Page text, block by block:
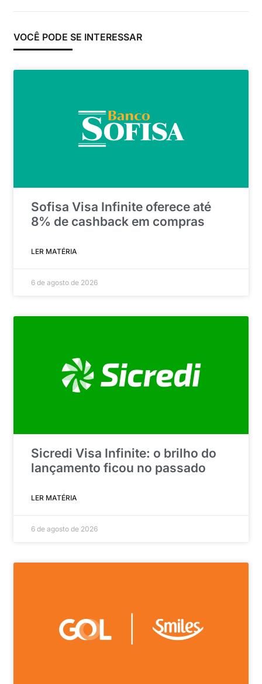
VOCÊ PODE SE INTERESSAR
Sofisa Visa Infinite oferece até
8% de cashback em compras
LER MATÉRIA
6 de agosto de 2026
Sicredi Visa Infinite: o brilho do
lançamento ficou no passado
LER MATÉRIA
6 de agosto de 2026